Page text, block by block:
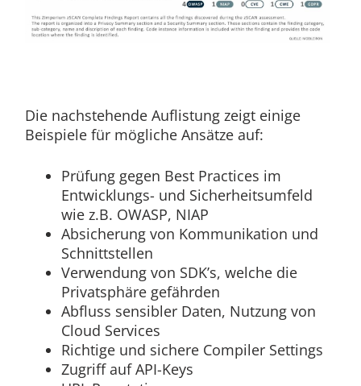
Die nachstehende Auflistung zeigt einige
Beispiele für mögliche Ansätze auf:
Prüfung gegen Best Practices im
Entwicklungs- und Sicherheitsumfeld
wie z.B. OWASP, NIAP
Absicherung von Kommunikation und
Schnittstellen
Verwendung von SDK’s, welche die
Privatsphäre gefährden
Abfluss sensibler Daten, Nutzung von
Cloud Services
Richtige und sichere Compiler Settings
Zugriff auf API-Keys